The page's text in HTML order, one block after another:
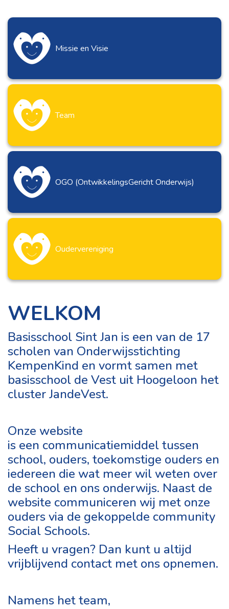
Missie en Visie
Team
OGO (OntwikkelingsGericht Onderwijs)
Oudervereniging
WELKOM
Basisschool Sint Jan is een van de 17
scholen van Onderwijsstichting
KempenKind en vormtsamen met
basisschool de Vest uit Hoogeloon het
cluster JandeVest.
Onze website
is een communicatiemiddel tussen
school, ouders, toekomstige ouders en
iedereen die wat meer wil weten over
de school en ons onderwijs. Naast de
website communiceren wij met onze
ouders via de gekoppelde community
Social Schools.
Heeft u vragen? Dan kunt u altijd
vrijblijvend contact met ons opnemen.
Namens het team,